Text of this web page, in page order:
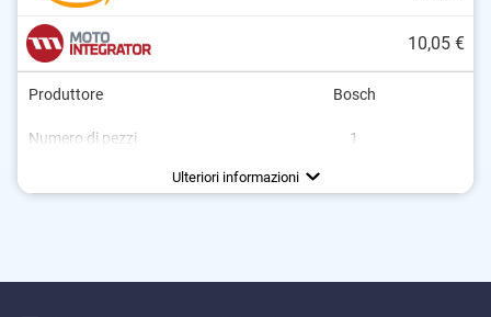
10,05 €
Produttore Bosch
Numero di pezzi
1
Ulteriori informazioni